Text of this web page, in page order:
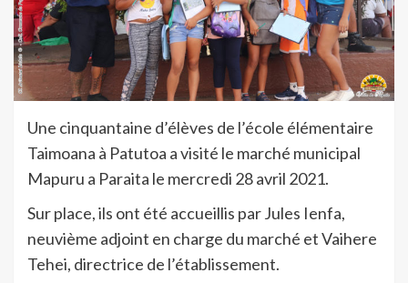
Une cinquantaine d’élèves de l’école élémentaire
Taimoana à Patutoa a visité le marché municipal
Mapuru a Paraita le mercredi 28 avril 2021.
Sur place, ils ont été accueillis par Jules Ienfa,
neuvième adjoint en charge du marché et Vaihere
Tehei, directrice de l’établissement.